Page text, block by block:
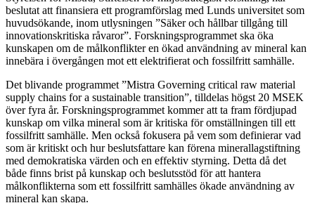
beslutat att finansiera ett programförslag med Lunds universitet som
huvudsökande, inom utlysningen ”Säker och hållbar tillgång till
innovationskritiska råvaror”. Forskningsprogrammet ska öka
kunskapen om de målkonflikter en ökad användning av mineral kan
innebära i övergången mot ett elektrifierat och fossilfritt samhälle.
Det blivande programmet ”Mistra Governing critical raw material
supply chains for a sustainable transition”, tilldelas högst 20 MSEK
över fyra år. Forskningsprogrammet kommer att ta fram fördjupad
kunskap om vilka mineral som är kritiska för omställningen till ett
fossilfritt samhälle. Men också fokusera på vem som definierar vad
som är kritiskt och hur beslutsfattare kan förena minerallagstiftning
med demokratiska värden och en effektiv styrning. Detta då det
både finns brist på kunskap och beslutsstöd för att hantera
målkonflikterna som ett fossilfritt samhälles ökade användning av
mineral kan skapa.